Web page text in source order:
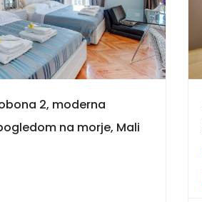
2, moderna
na morje, Mali